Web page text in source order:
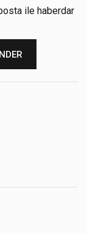
ile haberdar